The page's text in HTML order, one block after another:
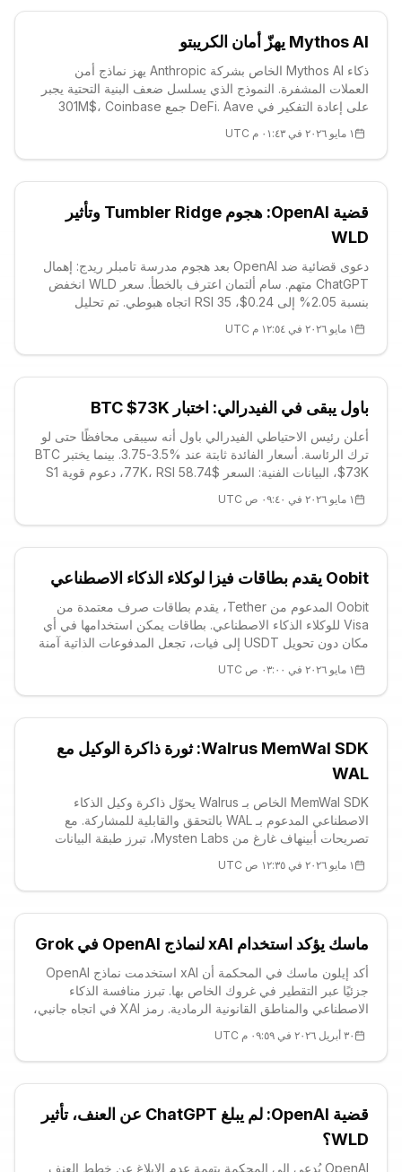
Mythos AI يهزّ أمان الكريبتو
ذكاء Mythos AI الخاص بشركة Anthropic يهز نماذج أمن
العملات المشفرة. النموذج الذي يسلسل ضعف البنية التحتية يجبر
على إعادة التفكير في DeFi. Aave جمع 301M$، Coinbase
١ مايو ٢٠٢٦ في ٠١:٤٣ م UTC
قضية OpenAI: هجوم Tumbler Ridge وتأثير
WLD
دعوى قضائية ضد OpenAI بعد هجوم مدرسة تامبلر ريدج: إهمال
ChatGPT متهم. سام ألتمان اعترف بالخطأ. سعر WLD انخفض
بنسبة 2.05% إلى 0.24$، RSI 35 اتجاه هبوطي. تم تحليل
المشفرة!
١ مايو ٢٠٢٦ في ١٢:٥٤ م UTC
باول يبقى في الفيدرالي: اختبار BTC $73K
أعلن رئيس الاحتياطي الفيدرالي باول أنه سيبقى محافظًا حتى لو
ترك الرئاسة. أسعار الفائدة ثابتة عند %3.5-3.75. بينما يختبر BTC
$73K، البيانات الفنية: السعر $77K، RSI 58.74، دعوم قوية S1
ممكن.
١ مايو ٢٠٢٦ في ٠٩:٤٠ ص UTC
Oobit يقدم بطاقات فيزا لوكلاء الذكاء الاصطناعي
Oobit المدعوم من Tether، يقدم بطاقات صرف معتمدة من
Visa للوكلاء الذكاء الاصطناعي. بطاقات يمكن استخدامها في أي
مكان دون تحويل USDT إلى فيات، تجعل المدفوعات الذاتية آمنة
الكريبتو-الفيات.
١ مايو ٢٠٢٦ في ٠٣:٠٠ ص UTC
Walrus MemWal SDK: ثورة ذاكرة الوكيل مع
WAL
MemWal SDK الخاص بـ Walrus يحوّل ذاكرة وكيل الذكاء
الاصطناعي المدعوم بـ WAL بالتحقق والقابلية للمشاركة. مع
تصريحات أبينهاف غارغ من Mysten Labs، تبرز طبقة البيانات
الوكلاء باستخدام التخزين الموزّع.
١ مايو ٢٠٢٦ في ١٢:٣٥ ص UTC
ماسك يؤكد استخدام xAI لنماذج OpenAI في Grok
أكد إيلون ماسك في المحكمة أن xAI استخدمت نماذج OpenAI
جزئيًا عبر التقطير في غروك الخاص بها. تبرز منافسة الذكاء
الاصطناعي والمناطق القانونية الرمادية. رمز XAI في اتجاه جانبي،
S1 $0.0103 دعم قوي. اقرأ للتفاصيل.
٣٠ أبريل ٢٠٢٦ في ٠٩:٥٩ م UTC
قضية OpenAI: لم يبلغ ChatGPT عن العنف، تأثير
WLD؟
OpenAI يُدعى إلى المحكمة بتهمة عدم الإبلاغ عن خطط العنف